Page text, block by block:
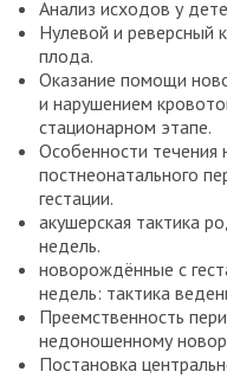
Анализ исходов у
Нулевой и реверсный
плода.
Оказание помощи
и нарушением
стационарном этапе.
Особенности течения
постнеонатального
гестации.
акушерская тактика
недель.
новорождённые с
недель: тактика
Преемственность
недоношенному
Постановка